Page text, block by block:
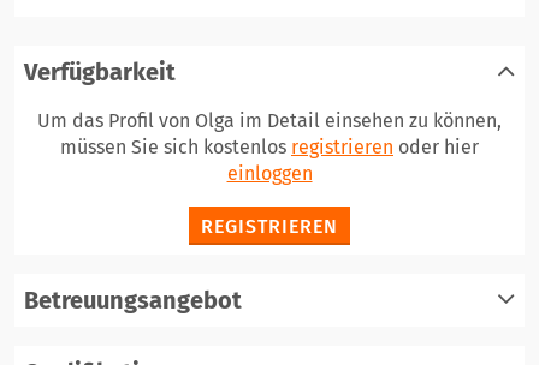
Verfügbarkeit
Um das Profil von Olga im Detail einsehen zu können,
müssen Sie sich kostenlos registrieren oder hier
einloggen
REGISTRIEREN
Betreuungsangebot